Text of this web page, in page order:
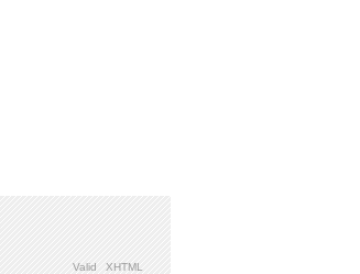
Valid XHTML